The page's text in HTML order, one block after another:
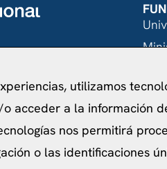
utilizamos
acceder a la información
nos permitirá
o las identificaciones